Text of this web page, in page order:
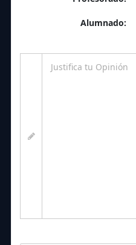
Alumnado: